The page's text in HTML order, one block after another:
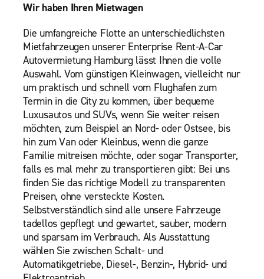
Wir haben Ihren Mietwagen
Die umfangreiche Flotte an unterschiedlichsten
Mietfahrzeugen unserer Enterprise Rent-A-Car
Autovermietung Hamburg lässt Ihnen die volle
Auswahl. Vom günstigen Kleinwagen, vielleicht nur
um praktisch und schnell vom Flughafen zum
Termin in die City zu kommen, über bequeme
Luxusautos und SUVs, wenn Sie weiter reisen
möchten, zum Beispiel an Nord- oder Ostsee, bis
hin zum Van oder Kleinbus, wenn die ganze
Familie mitreisen möchte, oder sogar Transporter,
falls es mal mehr zu transportieren gibt: Bei uns
finden Sie das richtige Modell zu transparenten
Preisen, ohne versteckte Kosten.
Selbstverständlich sind alle unsere Fahrzeuge
tadellos gepflegt und gewartet, sauber, modern
und sparsam im Verbrauch. Als Ausstattung
wählen Sie zwischen Schalt- und
Automatikgetriebe, Diesel-, Benzin-, Hybrid- und